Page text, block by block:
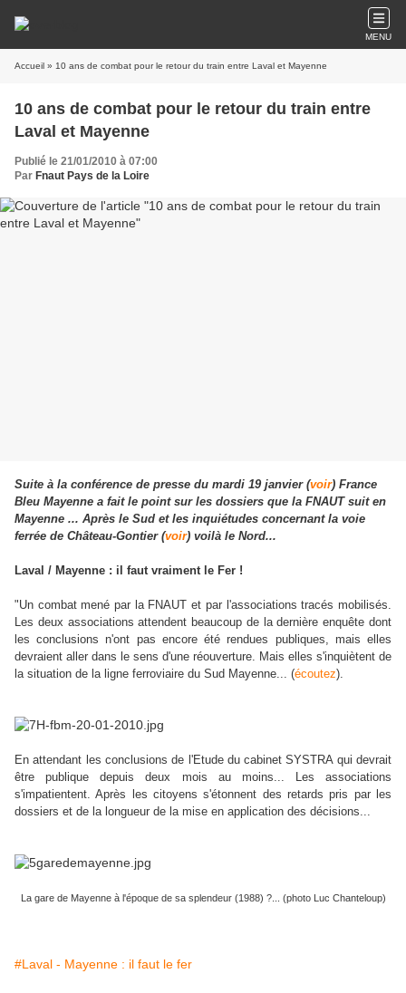
MENU
Accueil » 10 ans de combat pour le retour du train entre Laval et Mayenne
10 ans de combat pour le retour du train entre
Laval et Mayenne
Publié le 21/01/2010 à 07:00
Par Fnaut Pays de la Loire
Suite à la conférence de presse du mardi 19 janvier (voir) France
Bleu Mayenne a fait le point sur les dossiers que la FNAUT suit en
Mayenne ... Après le Sud et les inquiétudes concernant la voie
ferrée de Château-Gontier (voir) voilà le Nord...
Laval / Mayenne : il faut vraiment le Fer !
"Un combat mené par la FNAUT et par l'associations tracés mobilisés.
Les deux associations attendent beaucoup de la dernière enquête dont
les conclusions n'ont pas encore été rendues publiques, mais elles
devraient aller dans le sens d'une réouverture. Mais elles s'inquiètent de
la situation de la ligne ferroviaire du Sud Mayenne... (écoutez).
En attendant les conclusions de l'Etude du cabinet SYSTRA qui devrait
être publique depuis deux mois au moins... Les associations
s'impatientent. Après les citoyens s'étonnent des retards pris par les
dossiers et de la longueur de la mise en application des décisions...
La gare de Mayenne à l'époque de sa splendeur (1988) ?... (photo Luc Chanteloup)
#Laval - Mayenne : il faut le fer